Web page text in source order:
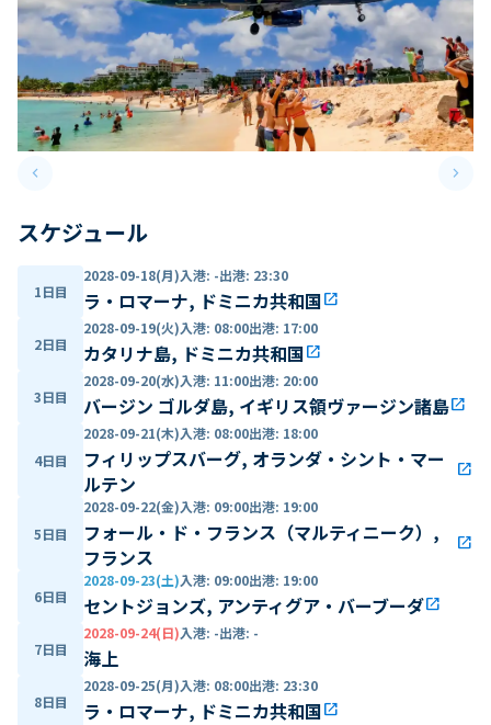
keyboard_arrow_leftPrevious slide keyboard_arrow_right
スケジュール
1日目
2028-09-18(月)入港: -出港: 23:30
ラ・ロマーナ, ドミニカ共和国open_in_new
2日目
2028-09-19(火)入港: 08:00出港: 17:00
カタリナ島, ドミニカ共和国open_in_new
3日目
2028-09-20(水)入港: 11:00出港: 20:00
バージン ゴルダ島, イギリス領ヴァージン諸島open_in_new
4日目
2028-09-21(木)入港: 08:00出港: 18:00
フィリップスバーグ, オランダ・シント・マー
ルテン
open_in_new
5日目
2028-09-22(金)入港: 09:00出港: 19:00
フォール・ド・フランス（マルティニーク）,
フランス
open_in_new
6日目
2028-09-23(土)入港: 09:00出港: 19:00
セントジョンズ, アンティグア・バーブーダopen_in_new
7日目
2028-09-24(日)入港: -出港: -
海上
8日目
2028-09-25(月)入港: 08:00出港: 23:30
ラ・ロマーナ, ドミニカ共和国open_in_new